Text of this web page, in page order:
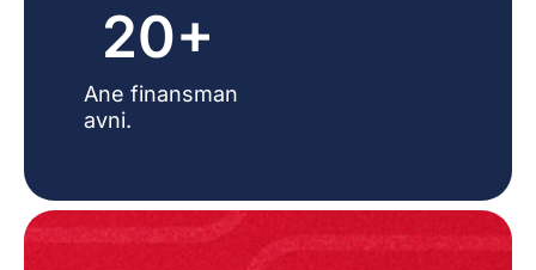
20+
Ane finansman
avni.